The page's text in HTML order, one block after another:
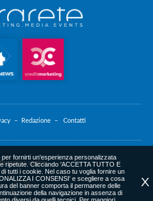
– Redazione – Contatti
cookie
X
fornirti un'esperienza personalizzata
ripetute. Cliccando 'ACCETTA TUTTO E
tutti i cookie. Nel caso tu voglia fornire un
I CONSENSI' e scegliere a cosa
del banner comporta il permanere delle
della navigazione in assenza di